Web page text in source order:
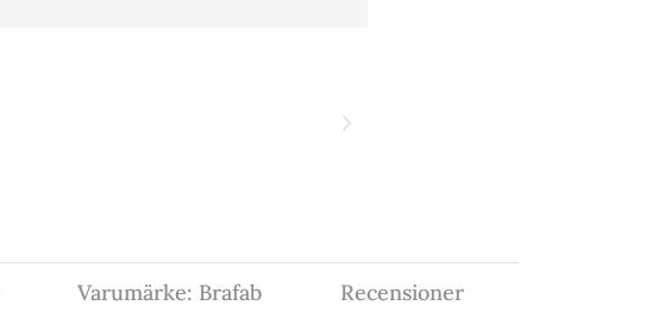
Varumärke: Brafab Recensioner